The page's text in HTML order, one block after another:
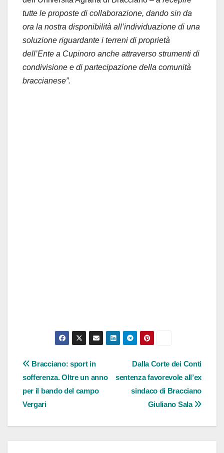
tutte le proposte di collaborazione, dando sin da
ora la nostra disponibilità all’individuazione di una
soluzione riguardante i terreni di proprietà
dell’Ente a Cupinoro anche attraverso strumenti di
condivisione e di partecipazione della comunità
braccianese”.
Navigazione
articoli
Dalla Corte dei Conti
sentenza favorevole all’ex
sindaco di Bracciano
Giuliano Sala
Bracciano: sport in
sofferenza. Oltre un anno
per il bando del campo
Vergari